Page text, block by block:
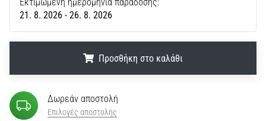
21. 8. 2026 - 26. 8. 2026
Προσθήκη στο καλάθι
Δωρεάν αποστολή
Επιλογές αποστολής